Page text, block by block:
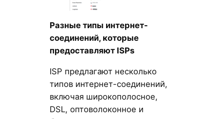
Разные типы интернет-
соединений, которые
предоставляют ISPs
ISP предлагают несколько
типов интернет-соединений,
включая широкополосное,
DSL, оптоволоконное и